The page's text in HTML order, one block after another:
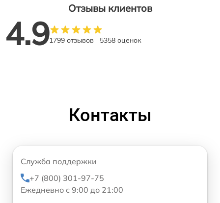
Отзывы клиентов
4.91799 отзывов 5358 оценок
Контакты
Служба поддержки
+7 (800) 301-97-75
Ежедневно с 9:00 до 21:00